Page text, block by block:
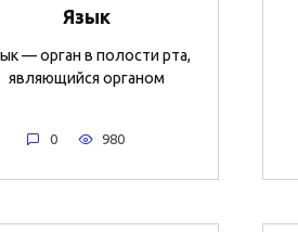
Язык
— орган в полости рта,
являющийся органом
0 980